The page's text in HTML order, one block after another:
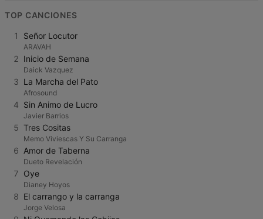
TOP CANCIONES
1 Señor Locutor
ARAVAH
2 Inicio de Semana
Daick Vazquez
3 La Marcha del Pato
Afrosound
4 Sin Animo de Lucro
Javier Barrios
5 Tres Cositas
Memo Viviescas Y Su Carranga
6 Amor de Taberna
Dueto Revelación
7 Oye
Dianey Hoyos
8 El carrango y la carranga
Jorge Velosa